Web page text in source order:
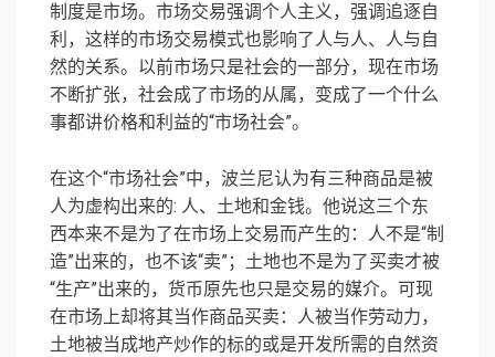
制度是市场。市场交易强调个人主义，强调追逐自
利，这样的市场交易模式也影响了人与人、人与自
然的关系。以前市场只是社会的一部分，现在市场
不断扩张，社会成了市场的从属，变成了一个什么
事都讲价格和利益的“市场社会”。
在这个“市场社会”中，波兰尼认为有三种商品是被
人为虚构出来的: 人、土地和金钱。他说这三个东
西本来不是为了在市场上交易而产生的：人不是“制
造”出来的，也不该“卖”；土地也不是为了买卖才被
“生产”出来的，货币原先也只是交易的媒介。可现
在市场上却将其当作商品买卖：人被当作劳动力，
土地被当成地产炒作的标的或是开发所需的自然资